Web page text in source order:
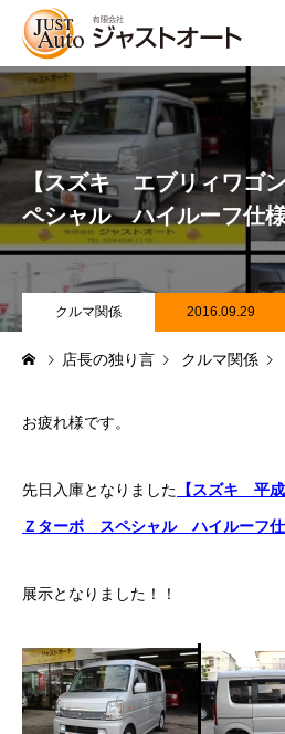
トップページ
新車
中古車・未使用車
JUジャナイト在庫情報
Gooネット在庫情報
カーセンサー在庫情報
車検・定期点検
整備・修理・板金・塗装
ボディコーティング・艶出し・
部品の取り付け
おすすめ
【スズキ エブリィワ
ペシャル ハイルーフ仕
クルマ関係 2016.09.29
店長の独り言 クルマ関係
お疲れ様です。
先日入庫となりました 【スズキ 平
Ｚターボ スペシャル ハイルーフ仕
展示となりました！！